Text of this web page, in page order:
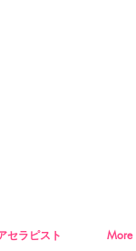
セラピスト More